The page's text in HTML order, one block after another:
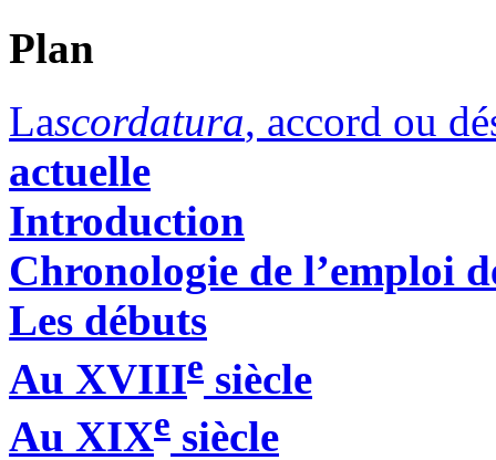
Plan
Lascordatura, accord ou
actuelle
Introduction
Chronologie de l’emploi
Les débuts
Au XVIIIe siècle
Au XIXe siècle